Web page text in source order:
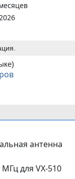
антенна
для VX-510